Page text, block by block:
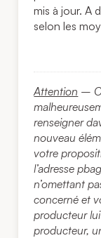
mis à jour. A
selon les
Attention –
renseigner
nouveau
votre
l’adresse
n’omettant
concerné et
producteur
producteur,